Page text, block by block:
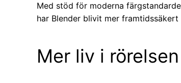
Med stöd för moderna
har Blender blivit mer framtidssäkert
Mer liv i rörelsen